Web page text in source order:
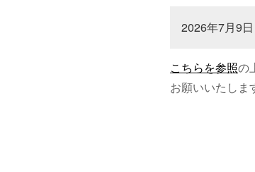
2026年7月9
こちらを参照の
お願いいたしま